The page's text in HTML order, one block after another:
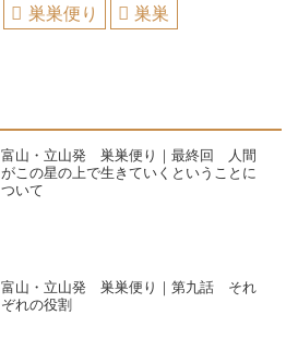
巣巣便り 巣巣
富山・立山発 巣巣便り｜最終回 人間
がこの星の上で生きていくということに
ついて
富山・立山発 巣巣便り｜第九話 それ
ぞれの役割